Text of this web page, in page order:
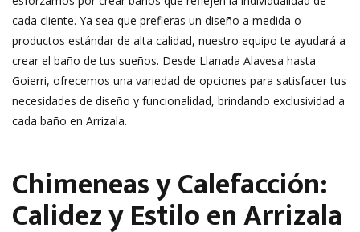
cada cliente. Ya sea que prefieras un diseño a medida o
productos estándar de alta calidad, nuestro equipo te ayudará a
crear el baño de tus sueños. Desde Llanada Alavesa hasta
Goierri, ofrecemos una variedad de opciones para satisfacer tus
necesidades de diseño y funcionalidad, brindando exclusividad a
cada baño en Arrizala.
Chimeneas y Calefacción:
Calidez y Estilo en Arrizala